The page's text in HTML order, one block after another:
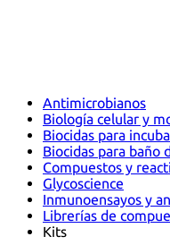
Antimicrobianos
Biología celular y
Biocidas para
Biocidas para baño
Compuestos y
Glycoscience
Inmunoensayos y
Librerías de
Kits